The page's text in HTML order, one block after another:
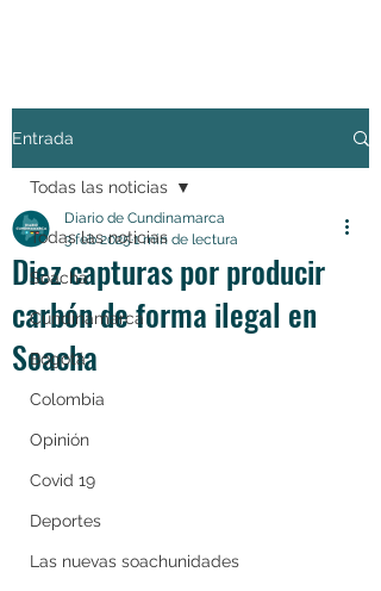
Entrada
Todas las noticias
Soacha
Cundinamarca
Bogotá
Colombia
Opinión
Covid 19
Deportes
Las nuevas soachunidades
Todas las noticias
Diez capturas por producir
carbón de forma ilegal en
Soacha
Diario de Cundinamarca
3 feb 20251 min de lectura